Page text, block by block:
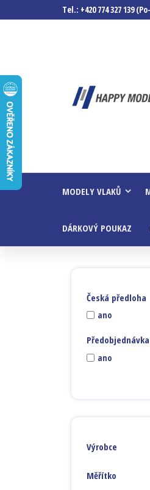
Tel.: +420 774 327 139
MODELY VLAKŮ
DÁRKOVÝ POUKAZ
Česká předloha
ano
Předobjednávka
ano
Výrobce
Měřítko